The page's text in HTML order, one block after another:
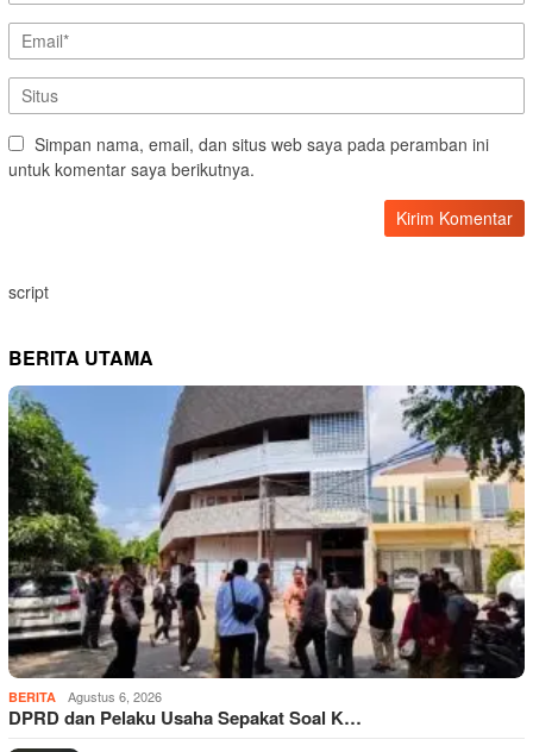
Simpan nama, email, dan situs web saya pada peramban ini
untuk komentar saya berikutnya.
script
BERITA UTAMA
BERITA Agustus 6, 2026
DPRD dan Pelaku Usaha Sepakat Soal K…